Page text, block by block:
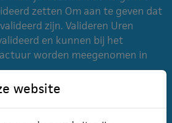
zetten Om aan te geven dat
zijn. Valideren Uren
en kunnen bij het
worden meegenomen in
website